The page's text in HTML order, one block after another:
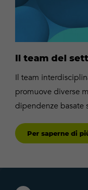
Il team del
Il team
promuove diverse
dipendenze basate
Per saperne di